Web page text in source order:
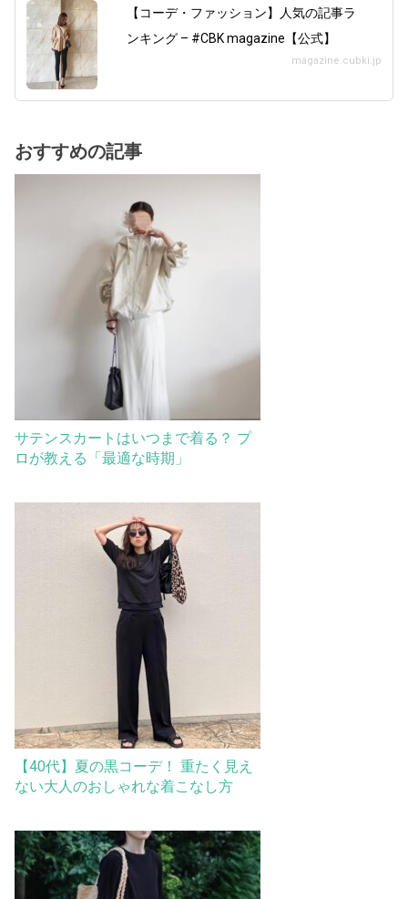
【コーデ・ファッション】人気の記事ラ
ンキング – #CBK magazine【公式】
magazine.cubki.jp
おすすめの記事
サテンスカートはいつまで着る？ プ
ロが教える「最適な時期」
【40代】夏の黒コーデ！ 重たく見え
ない大人のおしゃれな着こなし方